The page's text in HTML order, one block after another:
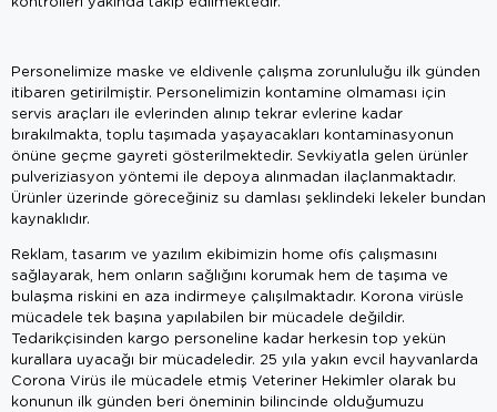
Personelimize maske ve eldivenle çalışma zorunluluğu ilk günden
itibaren getirilmiştir. Personelimizin kontamine olmaması için
servis araçları ile evlerinden alınıp tekrar evlerine kadar
bırakılmakta, toplu taşımada yaşayacakları kontaminasyonun
önüne geçme gayreti gösterilmektedir. Sevkiyatla gelen ürünler
pulveriziasyon yöntemi ile depoya alınmadan ilaçlanmaktadır.
Ürünler üzerinde göreceğiniz su damlası şeklindeki lekeler bundan
kaynaklıdır.
Reklam, tasarım ve yazılım ekibimizin home ofis çalışmasını
sağlayarak, hem onların sağlığını korumak hem de taşıma ve
bulaşma riskini en aza indirmeye çalışılmaktadır. Korona virüsle
mücadele tek başına yapılabilen bir mücadele değildir.
Tedarikçisinden kargo personeline kadar herkesin top yekün
kurallara uyacağı bir mücadeledir. 25 yıla yakın evcil hayvanlarda
Corona Virüs ile mücadele etmiş Veteriner Hekimler olarak bu
konunun ilk günden beri öneminin bilincinde olduğumuzu